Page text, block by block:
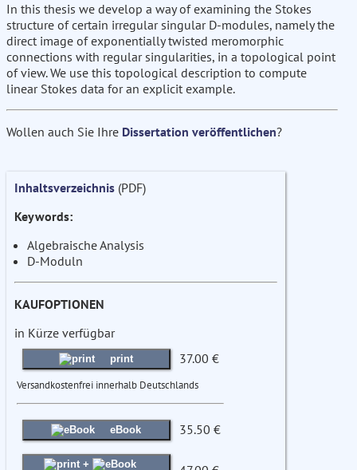
In this thesis we develop a way of examining the Stokes
structure of certain irregular singular D-modules, namely the
direct image of exponentially twisted meromorphic
connections with regular singularities, in a topological point
of view. We use this topological description to compute
linear Stokes data for an explicit example.
Wollen auch Sie Ihre Dissertation veröffentlichen?
Inhaltsverzeichnis (PDF)
Keywords:
Algebraische Analysis
D-Moduln
KAUFOPTIONEN
in Kürze verfügbar
print 37.00 €
Versandkostenfrei innerhalb Deutschlands
eBook 35.50 €
+